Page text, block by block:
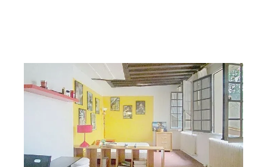
PARIS 75005
28,53 m 2, 1 pièce
Ref : 31807
Appartement F1 à vendre
370 000 €